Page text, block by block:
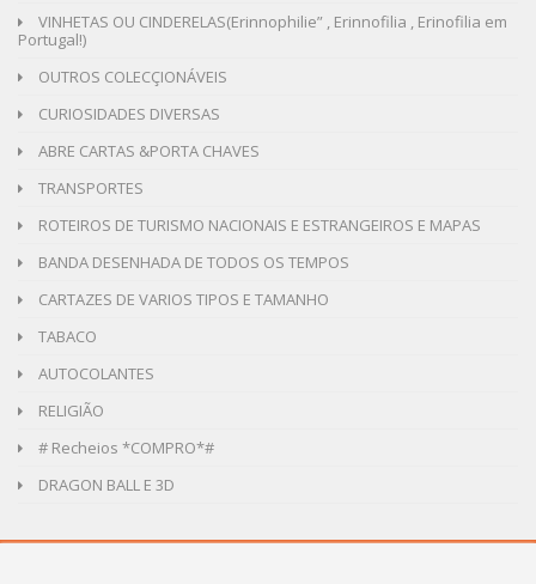
VINHETAS OU CINDERELAS(Erinnophilie” , Erinnofilia , Erinofilia em
Portugal!)
OUTROS COLECÇIONÁVEIS
CURIOSIDADES DIVERSAS
ABRE CARTAS &PORTA CHAVES
TRANSPORTES
ROTEIROS DE TURISMO NACIONAIS E ESTRANGEIROS E MAPAS
BANDA DESENHADA DE TODOS OS TEMPOS
CARTAZES DE VARIOS TIPOS E TAMANHO
TABACO
AUTOCOLANTES
RELIGIÃO
# Recheios *COMPRO*#
DRAGON BALL E 3D